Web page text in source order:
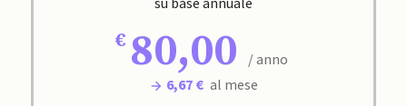
80,00
/ anno
6,67 € al mese